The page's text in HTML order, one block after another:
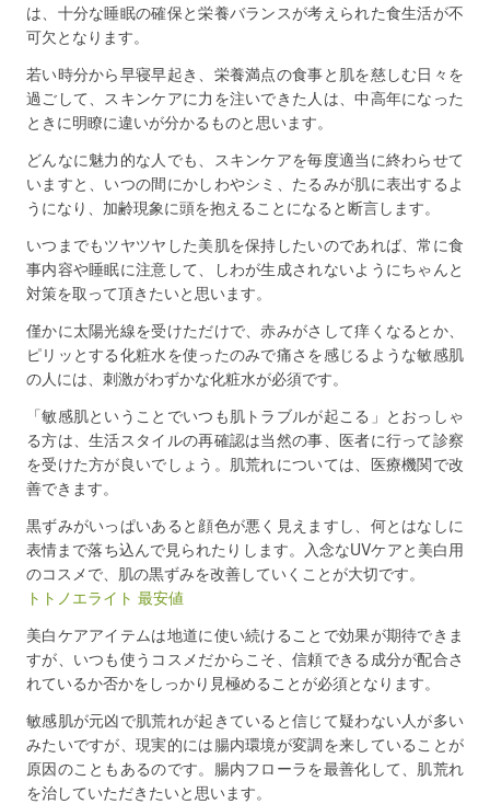
は、十分な睡眠の確保と栄養バランスが考えられた食生活が不
可欠となります。
若い時分から早寝早起き、栄養満点の食事と肌を慈しむ日々を
過ごして、スキンケアに力を注いできた人は、中高年になった
ときに明瞭に違いが分かるものと思います。
どんなに魅力的な人でも、スキンケアを毎度適当に終わらせて
いますと、いつの間にかしわやシミ、たるみが肌に表出するよ
うになり、加齢現象に頭を抱えることになると断言します。
いつまでもツヤツヤした美肌を保持したいのであれば、常に食
事内容や睡眠に注意して、しわが生成されないようにちゃんと
対策を取って頂きたいと思います。
僅かに太陽光線を受けただけで、赤みがさして痒くなるとか、
ピリッとする化粧水を使ったのみで痛さを感じるような敏感肌
の人には、刺激がわずかな化粧水が必須です。
「敏感肌ということでいつも肌トラブルが起こる」とおっしゃ
る方は、生活スタイルの再確認は当然の事、医者に行って診察
を受けた方が良いでしょう。肌荒れについては、医療機関で改
善できます。
黒ずみがいっぱいあると顔色が悪く見えますし、何とはなしに
表情まで落ち込んで見られたりします。入念なUVケアと美白用
のコスメで、肌の黒ずみを改善していくことが大切です。
トトノエライト 最安値
美白ケアアイテムは地道に使い続けることで効果が期待できま
すが、いつも使うコスメだからこそ、信頼できる成分が配合さ
れているか否かをしっかり見極めることが必須となります。
敏感肌が元凶で肌荒れが起きていると信じて疑わない人が多い
みたいですが、現実的には腸内環境が変調を来していることが
原因のこともあるのです。腸内フローラを最善化して、肌荒れ
を治していただきたいと思います。